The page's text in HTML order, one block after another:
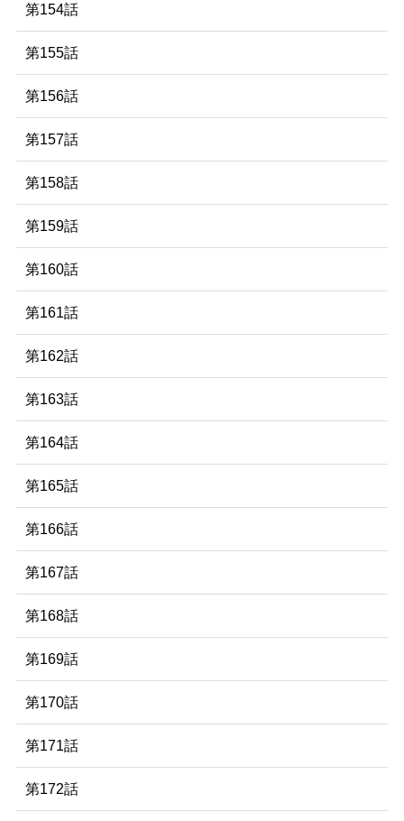
第154話
第155話
第156話
第157話
第158話
第159話
第160話
第161話
第162話
第163話
第164話
第165話
第166話
第167話
第168話
第169話
第170話
第171話
第172話